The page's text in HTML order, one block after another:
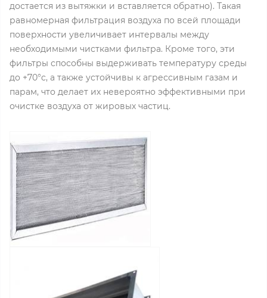
достается из вытяжки и вставляется обратно). Такая
равномерная фильтрация воздуха по всей площади
поверхности увеличивает интервалы между
необходимыми чистками фильтра. Кроме того, эти
фильтры способны выдерживать температуру среды
до +70°c, а также устойчивы к агрессивным газам и
парам, что делает их невероятно эффективными при
очистке воздуха от жировых частиц.